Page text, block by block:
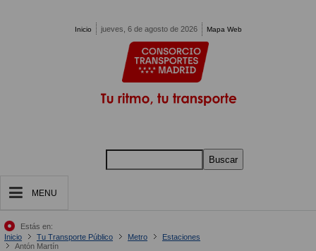
Inicio jueves, 6 de agosto de 2026 Mapa Web
Buscar
MENU
Estás en:
Inicio
Tu Transporte Público Metro
Estaciones
Antón Martín